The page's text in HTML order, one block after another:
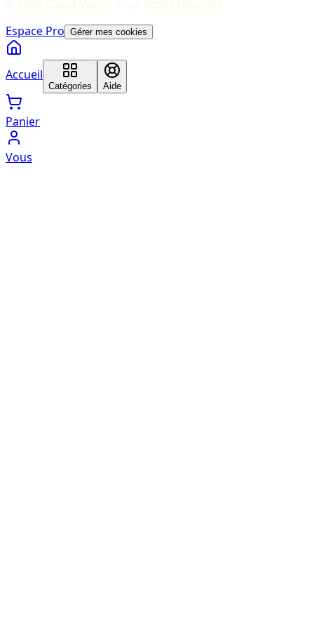
© 2026 Cloud Vapor. Tous droits réservés.
Espace Pro Gérer mes cookies
Accueil
Catégories Aide
Panier
Vous